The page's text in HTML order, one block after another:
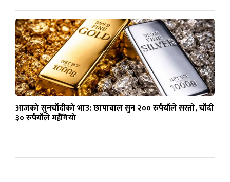
आजको सुनचाँदीको भाउ: छापावाल सुन २०० रुपैयाँले सस्तो, चाँदी
३० रुपैयाँले महँगियो